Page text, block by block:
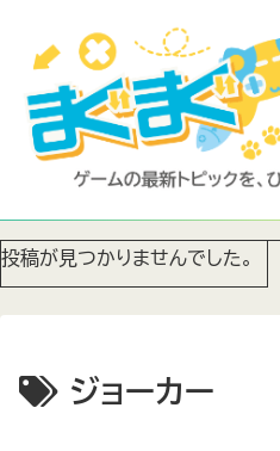
投稿が見つかりませんでした。
ジョーカー